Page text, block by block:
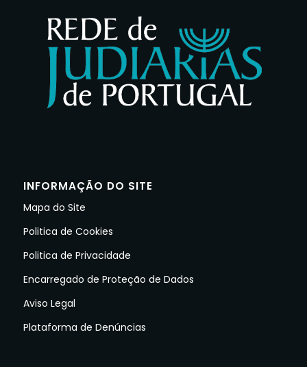
INFORMAÇÃO DO SITE
Mapa do Site
Politica de Cookies
Politica de Privacidade
Encarregado de Proteção de Dados
Aviso Legal
Plataforma de Denúncias